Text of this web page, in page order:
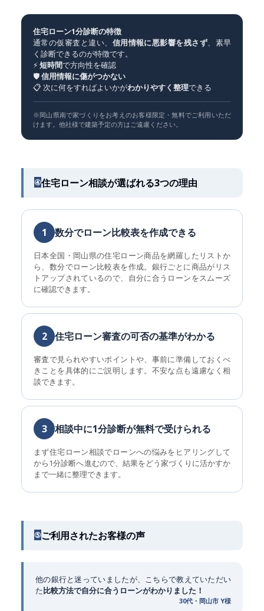
住宅ローン1分診断の特徴
通常の仮審査と違い、 信用情報に悪影響を残さず、素早
く診断できるのが特徴です。
⚡短時間で方向性を確認
🛡信用情報に傷がつかない
📋 次に何をすればよいかがわかりやすく整理できる
※岡山県南で家づくりをお考えのお客様限定・無料でご利用いただ
けます。他社様で建築予定の方はご遠慮ください。
④住宅ローン相談が選ばれる3つの理由
1 数分でローン比較表を作成できる
日本全国・岡山県の住宅ローン商品を網羅したリストか
ら、数分でローン比較表を作成。銀行ごとに商品がリス
トアップされているので、自分に合うローンをスムーズ
に確認できます。
2 住宅ローン審査の可否の基準がわかる
審査で見られやすいポイントや、事前に準備しておくべ
きことを具体的にご説明します。不安な点も遠慮なく相
談できます。
3 相談中に1分診断が無料で受けられる
まず住宅ローン相談でローンへの悩みをヒアリングして
から1分診断へ進むので、結果をどう家づくりに活かすか
まで一緒に整理できます。
⑤ご利用されたお客様の声
他の銀行と迷っていましたが、こちらで教えていただい
た比較方法で自分に合うローンがわかりました！
30代・岡山市 Y様